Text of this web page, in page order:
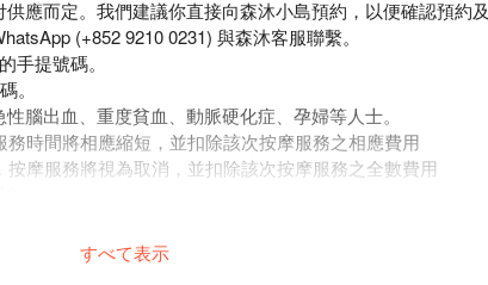
供應而定。我們建議你直接向森沐小島預約，以便確認預約及
(+852 9210 0231) 與森沐客服聯繫。
手提號碼。
。
腦出血、重度貧血、動脈硬化症、孕婦等人士。
務時間將相應縮短，並扣除該次按摩服務之相應費用
按摩服務將視為取消，並扣除該次按摩服務之全數費用
すべて表示